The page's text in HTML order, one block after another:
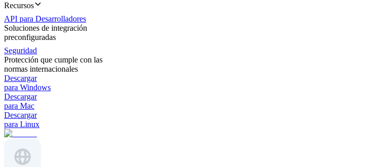
Recursos
API para Desarrolladores
Soluciones de integración
preconfiguradas
Seguridad
Protección que cumple con las
normas internacionales
Descargar
para Windows
Descargar
para Mac
Descargar
para Linux